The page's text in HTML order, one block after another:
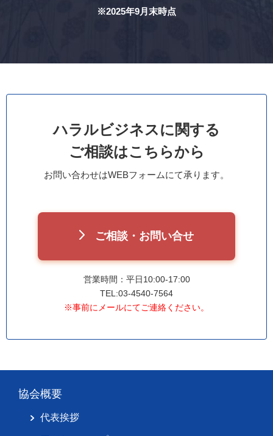
※2025年9月末時点
ハラルビジネスに関する
ご相談はこちらから
お問い合わせはWEBフォームにて承ります。
ご相談・お問い合せ
営業時間：平日10:00-17:00
TEL:03-4540-7564
※事前にメールにてご連絡ください。
協会概要
代表挨拶